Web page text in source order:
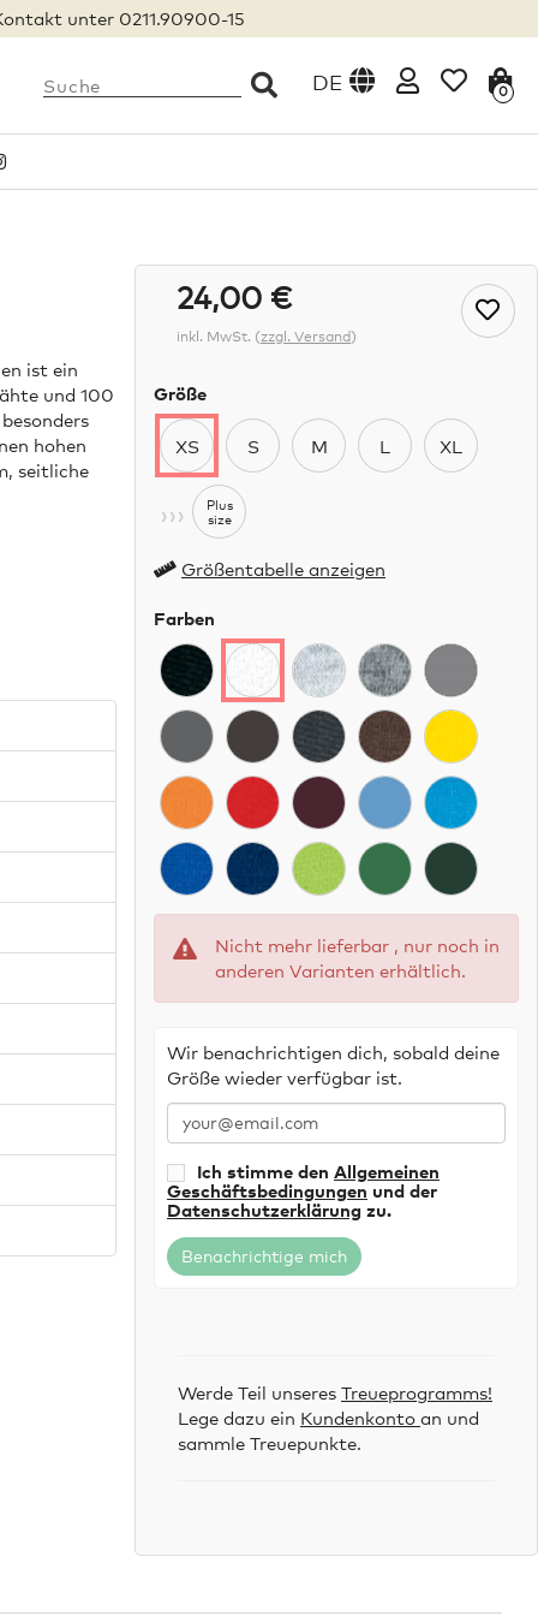
unter 0211.90900-15
DE 0
24,00 €
inkl. MwSt. (zzgl. Versand)
Größe
XS S M L XL
›››
Plus
size
Größentabelle anzeigen
Farben
Nicht mehr lieferbar , nur noch in
anderen Varianten erhältlich.
Wir benachrichtigen dich, sobald deine
Größe wieder verfügbar ist.
Ich stimme den Allgemeinen
Geschäftsbedingungen und der
Datenschutzerklärung zu.
Benachrichtige mich
Werde Teil unseres Treueprogramms!
Lege dazu ein Kundenkonto an und
sammle Treuepunkte.
ist ein
und 100
hohen
seitliche